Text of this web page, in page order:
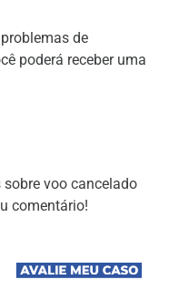
de
poderá receber uma
voo cancelado
comentário!